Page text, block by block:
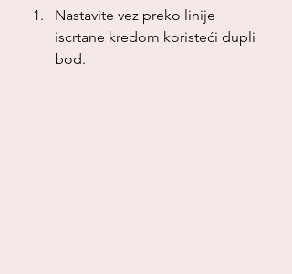
Nastavite vez preko linije
iscrtane kredom koristeći dupli
bod.